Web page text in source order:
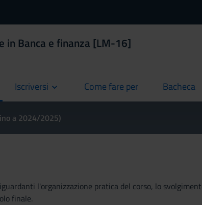
in Banca e finanza [LM-16]
Iscriversi Come fare per
current Bacheca
current
a 2024/2025)
l'organizzazione pratica del corso, lo
finale.